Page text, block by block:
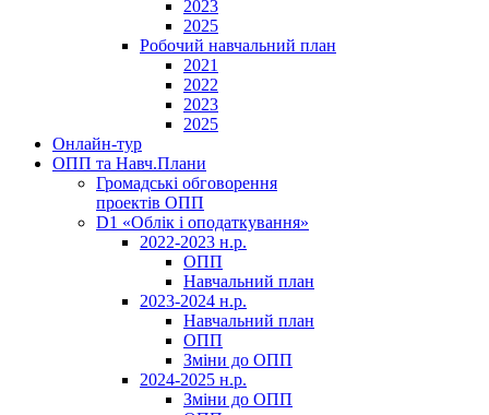
2023
2025
Робочий навчальний план
2021
2022
2023
2025
Онлайн-тур
ОПП та Навч.Плани
Громадські обговорення
проектів ОПП
D1 «Облік і оподаткування»
2022-2023 н.р.
ОПП
Навчальний план
2023-2024 н.р.
Навчальний план
ОПП
Зміни до ОПП
2024-2025 н.р.
Зміни до ОПП